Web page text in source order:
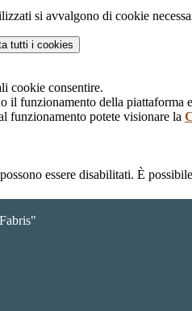
si avvalgono di cookie
tutti i cookies
cookie consentire.
il funzionamento della piattaforma
funzionamento potete visionare la
essere disabilitati. È